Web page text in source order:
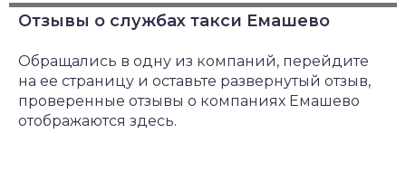
Отзывы о службах такси Емашево
Обращались в одну из компаний, перейдите
на ее страницу и оставьте развернутый отзыв,
проверенные отзывы о компаниях Емашево
отображаются здесь.